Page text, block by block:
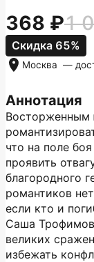
Аннотация
Восторженным
что на поле
проявить
благородного
романтиков
если кто и
Саша Трофимов
великих
избежать
368 1
Скидка 65%
Москва —